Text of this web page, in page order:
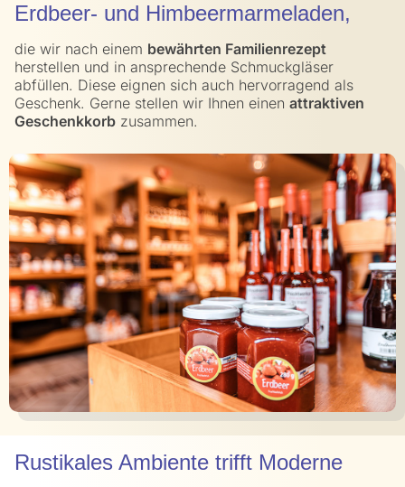
Erdbeer- und Himbeermarmeladen,
die wir nach einem bewährten Familienrezept
herstellen und in ansprechende Schmuckgläser
abfüllen. Diese eignen sich auch hervorragend als
Geschenk. Gerne stellen wir Ihnen einen attraktiven
Geschenkkorb zusammen.
Rustikales Ambiente trifft Moderne